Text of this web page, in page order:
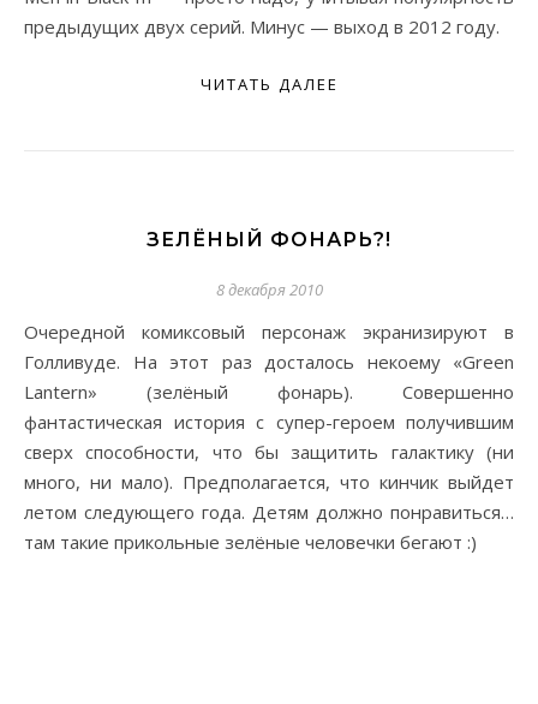
предыдущих двух серий. Минус — выход в 2012 году.
ЧИТАТЬ ДАЛЕЕ
ЗЕЛЁНЫЙ ФОНАРЬ?!
8 декабря 2010
Очередной комиксовый персонаж экранизируют в
Голливуде. На этот раз досталось некоему «Green
Lantern» (зелёный фонарь). Совершенно
фантастическая история с супер-героем получившим
сверх способности, что бы защитить галактику (ни
много, ни мало). Предполагается, что кинчик выйдет
летом следующего года. Детям должно понравиться…
там такие прикольные зелёные человечки бегают :)